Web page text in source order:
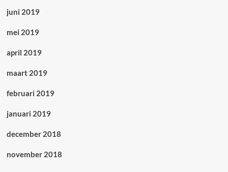
juni 2019
mei 2019
april 2019
maart 2019
februari 2019
januari 2019
december 2018
november 2018